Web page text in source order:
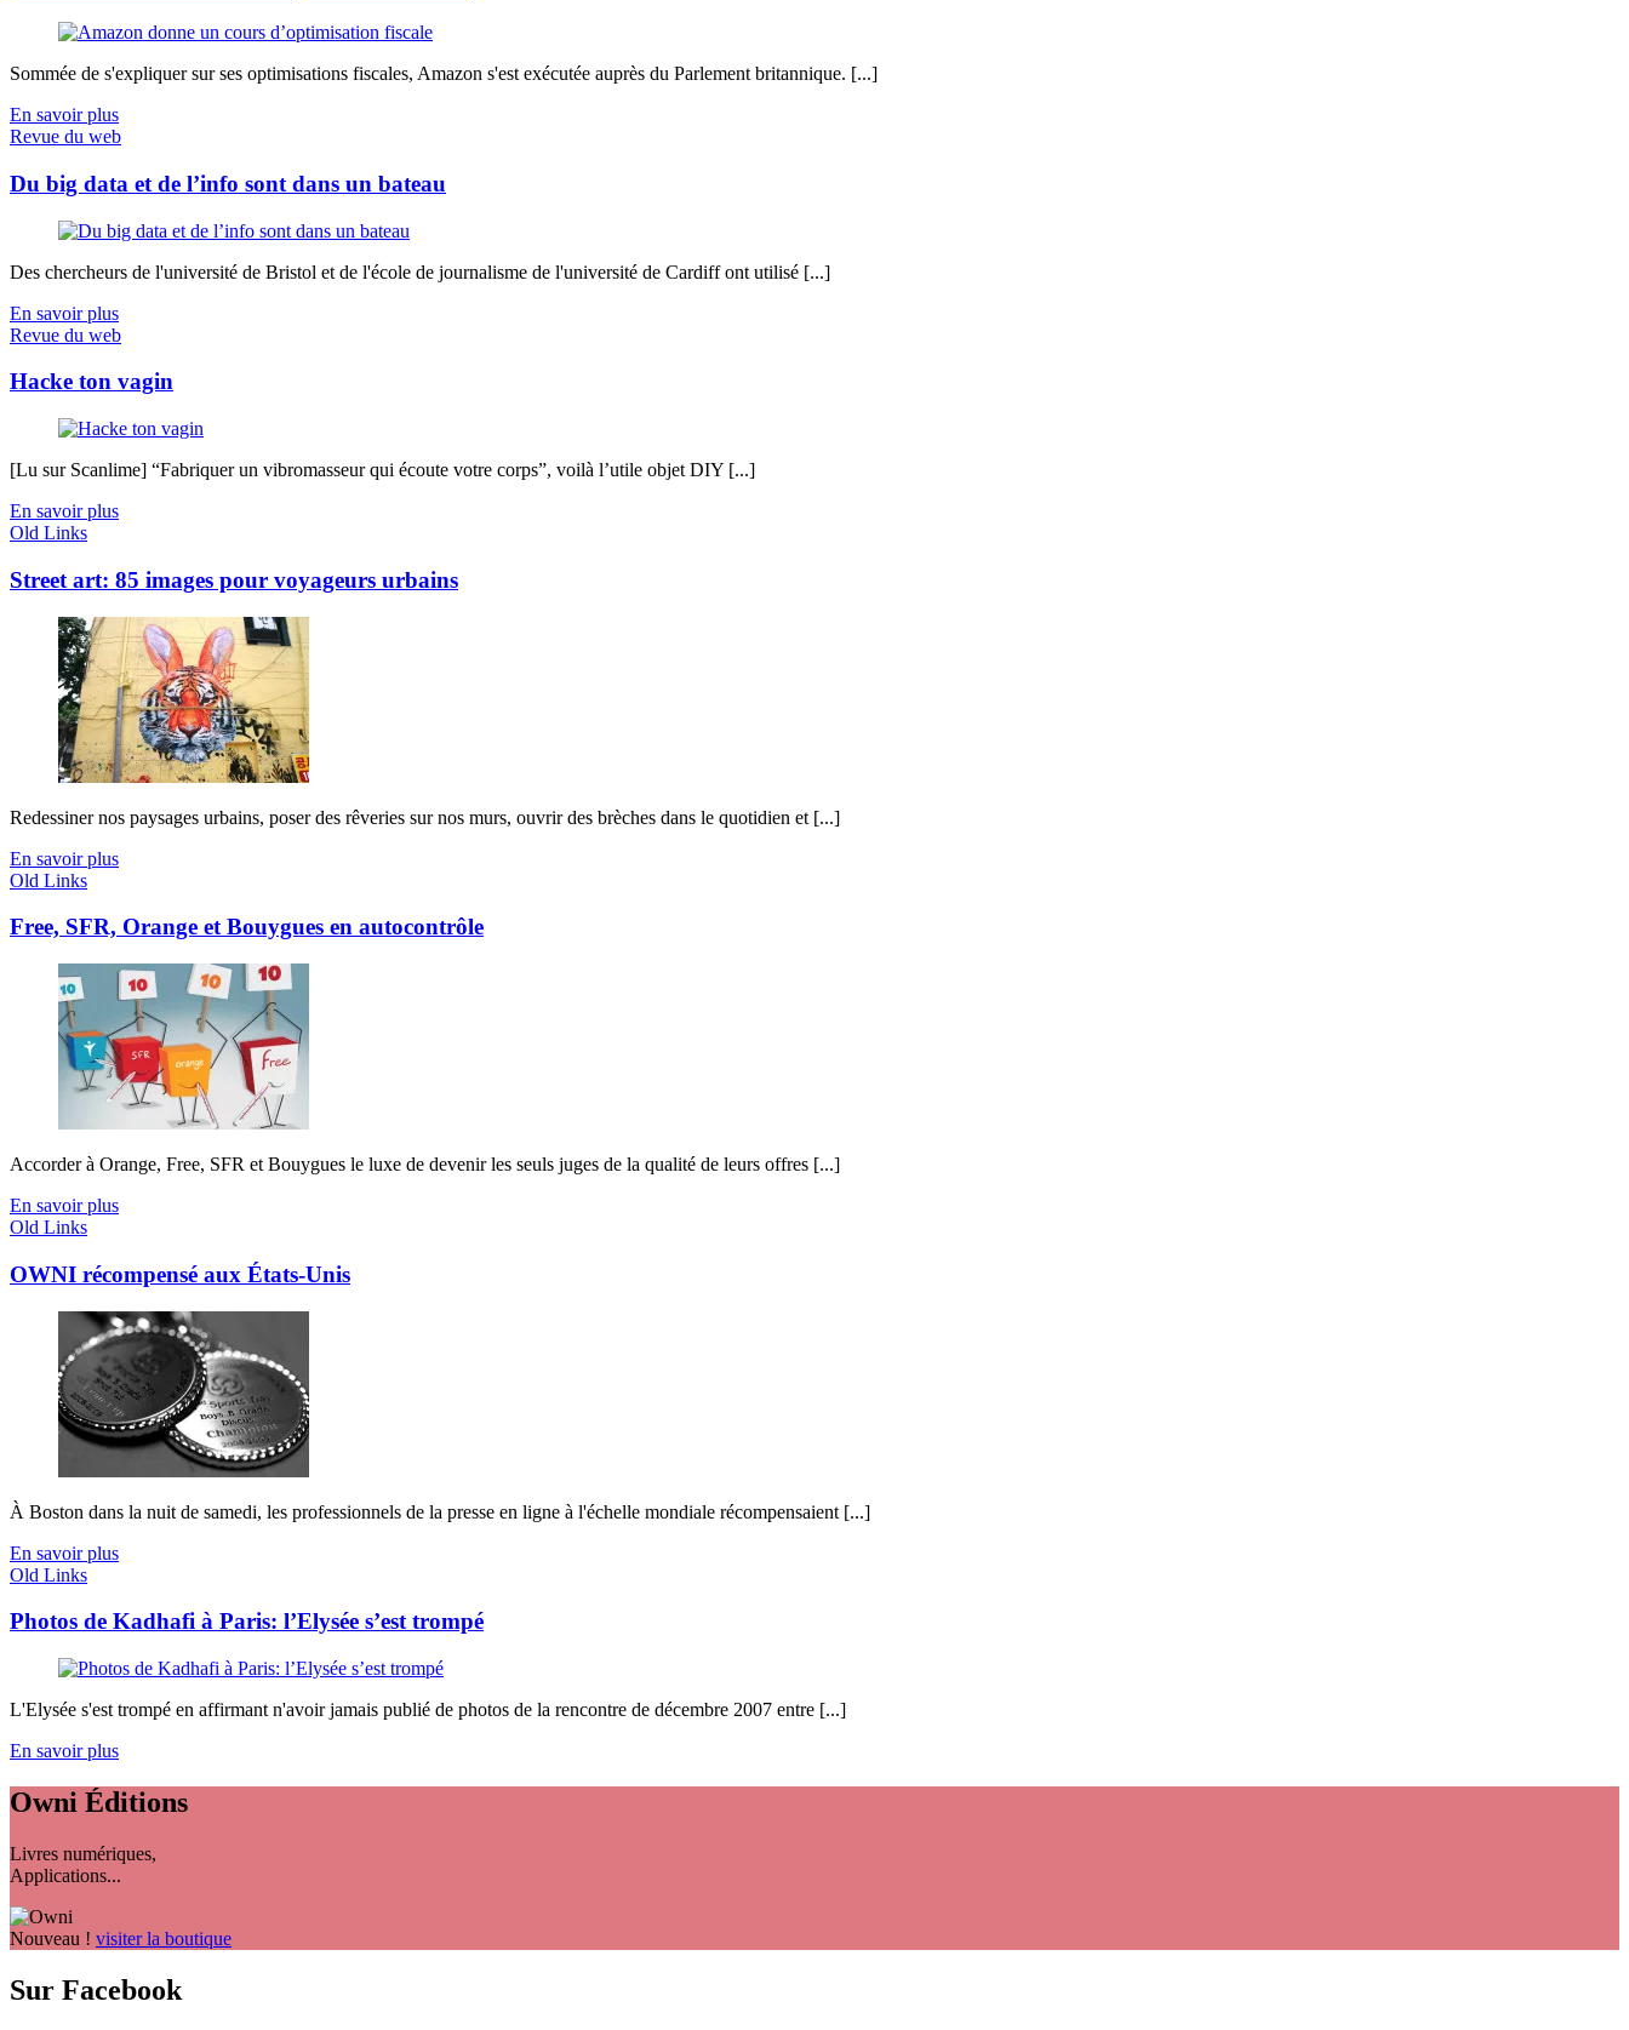
Sommée de s'expliquer sur ses optimisations fiscales, Amazon s'est exécutée auprès du Parlement britannique. [...]
En savoir plus
Revue du web
Du big data et de l’info sont dans un bateau
Des chercheurs de l'université de Bristol et de l'école de journalisme de l'université de Cardiff ont utilisé [...]
En savoir plus
Revue du web
Hacke ton vagin
[Lu sur Scanlime] “Fabriquer un vibromasseur qui écoute votre corps”, voilà l’utile objet DIY [...]
En savoir plus
Old Links
Street art: 85 images pour voyageurs urbains
Redessiner nos paysages urbains, poser des rêveries sur nos murs, ouvrir des brèches dans le quotidien et [...]
En savoir plus
Old Links
Free, SFR, Orange et Bouygues en autocontrôle
Accorder à Orange, Free, SFR et Bouygues le luxe de devenir les seuls juges de la qualité de leurs offres [...]
En savoir plus
Old Links
OWNI récompensé aux États-Unis
À Boston dans la nuit de samedi, les professionnels de la presse en ligne à l'échelle mondiale récompensaient [...]
En savoir plus
Old Links
Photos de Kadhafi à Paris: l’Elysée s’est trompé
L'Elysée s'est trompé en affirmant n'avoir jamais publié de photos de la rencontre de décembre 2007 entre [...]
En savoir plus
Owni Éditions
Livres numériques,
Applications...
Nouveau ! visiter la boutique
Sur Facebook